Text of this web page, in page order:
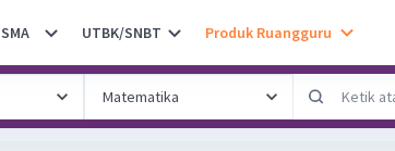
SMA UTBK/SNBT Produk Ruangguru